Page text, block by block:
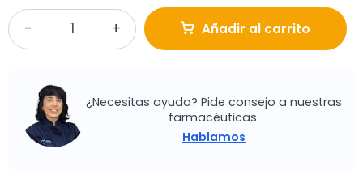
Añadir al carrito
¿Necesitas ayuda? Pide consejo a nuestras
farmacéuticas.
Hablamos